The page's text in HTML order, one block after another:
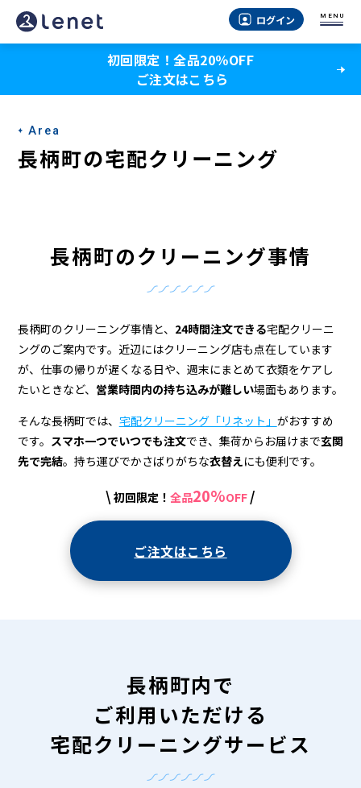
長
柄
の
ク
リ
＆
宅
配
ク
リ
ー
ログイン MENU
初回限定！全品20％OFF
ご注文はこちら
Area
長柄町の宅配クリーニング
長柄町のクリーニング事情
長柄町のクリーニング事情と、 24時間注文できる宅配クリーニ
ングのご案内です。近辺にはクリーニング店も点在しています
が、仕事の帰りが遅くなる日や、週末にまとめて衣類をケアし
たいときなど、 営業時間内の持ち込みが難しい場面もあります。
そんな長柄町では、 宅配クリーニング「リネット」 がおすすめ
です。 スマホ一つでいつでも注文でき、集荷からお届けまで玄関
先で完結。持ち運びでかさばりがちな衣替えにも便利です。
\ 初回限定！ 全品20%OFF /
ご注文はこちら
長柄町内で
ご利用いただける
宅配クリーニングサービス